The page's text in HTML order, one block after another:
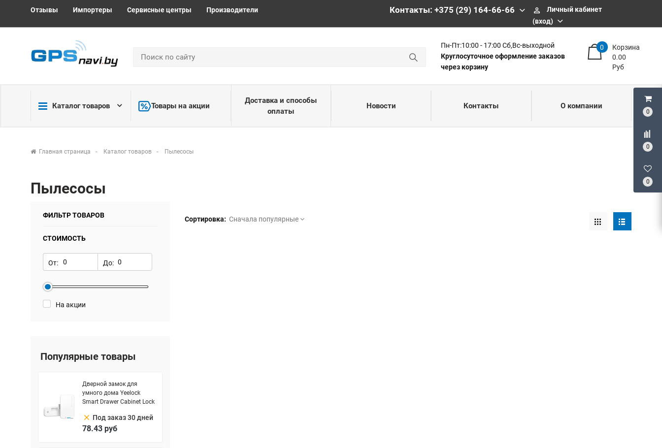
0
0
0
Отзывы Импортеры Сервисные центры Производители Контакты: +375 (29) 164-66-66 perm_identity
Личный кабинет
(вход)
Пн-Пт:10:00 - 17:00 Сб,Вс-выходной
Круглосуточное оформление заказов
через корзину
Корзина
0
0.00
Руб
Каталог товаров Товары на акции
Доставка и способы
оплаты
Новости Контакты О компании
Главная страница Каталог товаров Пылесосы
Пылесосы
ФИЛЬТР ТОВАРОВ
СТОИМОСТЬ
От: До:
На акции
Популярные товары
Дверной замок для
умного дома Yeelock
Smart Drawer Cabinet Lock
clear Под заказ 30 дней
78.43 руб
Сортировка: Сначала популярные